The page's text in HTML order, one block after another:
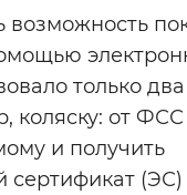
настройки
возможность
только два
коляску: от
и получить
(ЭС)